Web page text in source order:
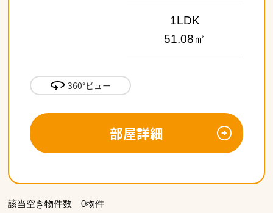
1LDK
51.08㎡
360°ビュー
部屋詳細
該当空き物件数 0物件